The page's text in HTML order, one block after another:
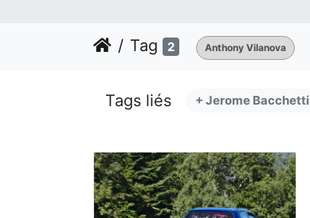
Tag 2 Anthony Vilanova
Tags liés + Jerome Bacchetti